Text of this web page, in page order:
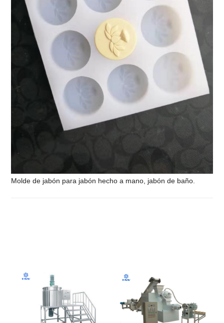
Molde de jabón para jabón hecho a mano, jabón de baño.